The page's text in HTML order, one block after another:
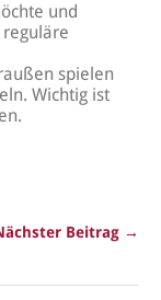
und
reguläre
spielen
Wichtig ist
Beitrag →